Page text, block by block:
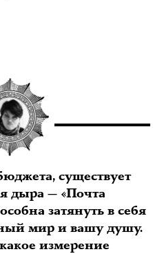
существует
дыра — «Почта
затянуть в себя
мир и вашу душу.
измерение